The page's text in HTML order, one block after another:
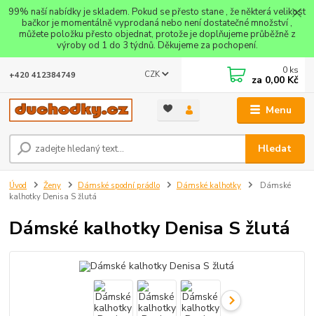
99% naší nabídky je skladem. Pokud se přesto stane , že některá velikost
bačkor je momentálně vyprodaná nebo není dostatečné množství ,
můžete položku přesto objednat, protože je doplňujeme průběžně z
výroby od 1 do 3 týdnů. Děkujeme za pochopení.
Menu
CZK
Hledat
+420 412384749 0 ks
za 0,00 Kč
Úvod Ženy Dámské spodní prádlo Dámské kalhotky
Dámské
kalhotky Denisa S žlutá
Dámské kalhotky Denisa S žlutá